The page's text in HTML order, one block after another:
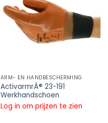
ARM- EN HANDBESCHERMING
ActivarmrÂ® 23-191
Werkhandschoen
Log in om prijzen te zien